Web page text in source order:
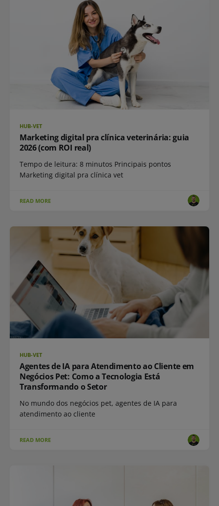
HUB-VET
Marketing digital pra clínica veterinária: guia
2026 (com ROI real)
Tempo de leitura: 8 minutos Principais pontos
Marketing digital pra clínica vet
READ MORE
HUB-VET
Agentes de IA para Atendimento ao Cliente em
Negócios Pet: Como a Tecnologia Está
Transformando o Setor
No mundo dos negócios pet, agentes de IA para
atendimento ao cliente
READ MORE